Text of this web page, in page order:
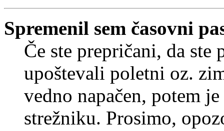
Spremenil sem časovni
Če ste prepričani, da
upoštevali poletni oz.
vedno napačen, potem
strežniku. Prosimo,